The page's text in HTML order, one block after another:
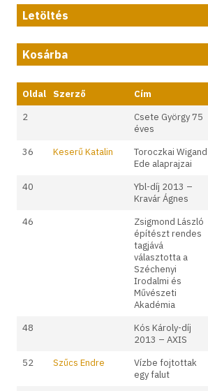
Oldal Szerző Cím
2
Csete György 75
éves
36
Keserű Katalin
Toroczkai Wigand
Ede alaprajzai
40
Ybl-díj 2013 –
Kravár Ágnes
46
Zsigmond László
építészt rendes
tagjává
választotta a
Széchenyi
Irodalmi és
Művészeti
Akadémia
48
Kós Károly-díj
2013 – AXIS
52
Szűcs Endre
Vízbe fojtottak
egy falut
Letöltés
Kosárba